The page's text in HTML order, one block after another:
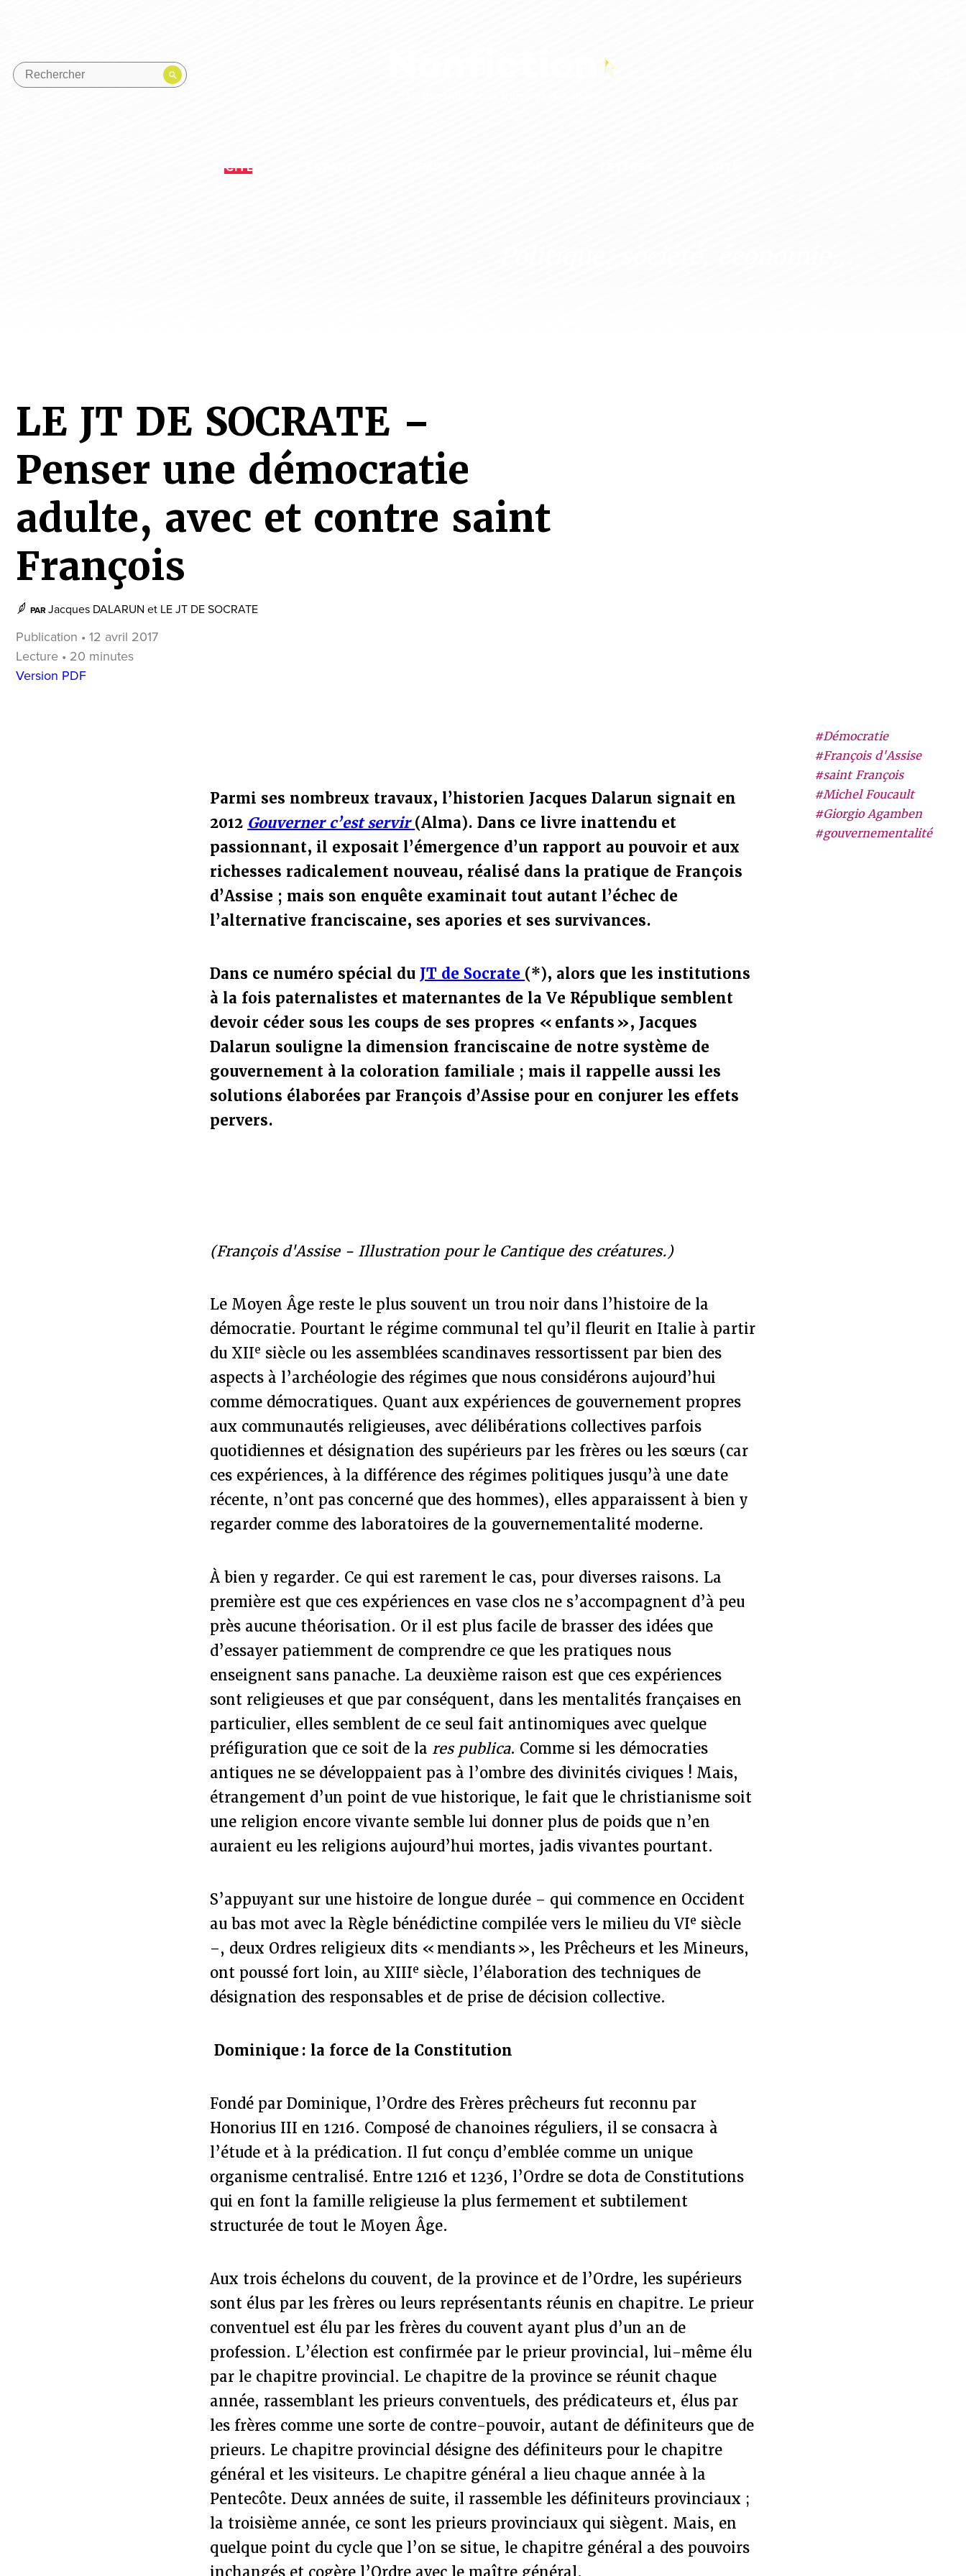
CITÉ
LE JT DE SOCRATE –
Penser une démocratie
adulte, avec et contre saint
François
PAR Jacques DALARUN et LE JT DE SOCRATE
Publication • 12 avril 2017
Lecture • 20 minutes
Version PDF
#Démocratie
#François d'Assise
#saint François
#Michel Foucault
#Giorgio Agamben
#gouvernementalité
Parmi ses nombreux travaux, l’historien Jacques Dalarun signait en
2012 Gouverner c’est servir (Alma). Dans ce livre inattendu et
passionnant, il exposait l’émergence d’un rapport au pouvoir et aux
richesses radicalement nouveau, réalisé dans la pratique de François
d’Assise ; mais son enquête examinait tout autant l’échec de
l’alternative franciscaine, ses apories et ses survivances.
Dans ce numéro spécial du JT de Socrate (*), alors que les institutions
à la fois paternalistes et maternantes de la Ve République semblent
devoir céder sous les coups de ses propres « enfants », Jacques
Dalarun souligne la dimension franciscaine de notre système de
gouvernement à la coloration familiale ; mais il rappelle aussi les
solutions élaborées par François d’Assise pour en conjurer les effets
pervers.
(François d'Assise - Illustration pour le Cantique des créatures.)
Le Moyen Âge reste le plus souvent un trou noir dans l’histoire de la
démocratie. Pourtant le régime communal tel qu’il fleurit en Italie à partir
du XIIe siècle ou les assemblées scandinaves ressortissent par bien des
aspects à l’archéologie des régimes que nous considérons aujourd’hui
comme démocratiques. Quant aux expériences de gouvernement propres
aux communautés religieuses, avec délibérations collectives parfois
quotidiennes et désignation des supérieurs par les frères ou les sœurs (car
ces expériences, à la différence des régimes politiques jusqu’à une date
récente, n’ont pas concerné que des hommes), elles apparaissent à bien y
regarder comme des laboratoires de la gouvernementalité moderne.
À bien y regarder. Ce qui est rarement le cas, pour diverses raisons. La
première est que ces expériences en vase clos ne s’accompagnent d’à peu
près aucune théorisation. Or il est plus facile de brasser des idées que
d’essayer patiemment de comprendre ce que les pratiques nous
enseignent sans panache. La deuxième raison est que ces expériences
sont religieuses et que par conséquent, dans les mentalités françaises en
particulier, elles semblent de ce seul fait antinomiques avec quelque
préfiguration que ce soit de la res publica. Comme si les démocraties
antiques ne se développaient pas à l’ombre des divinités civiques ! Mais,
étrangement d’un point de vue historique, le fait que le christianisme soit
une religion encore vivante semble lui donner plus de poids que n’en
auraient eu les religions aujourd’hui mortes, jadis vivantes pourtant.
S’appuyant sur une histoire de longue durée – qui commence en Occident
au bas mot avec la Règle bénédictine compilée vers le milieu du VIe siècle
–, deux Ordres religieux dits « mendiants », les Prêcheurs et les Mineurs,
ont poussé fort loin, au XIIIe siècle, l’élaboration des techniques de
désignation des responsables et de prise de décision collective.
Dominique : la force de la Constitution
Fondé par Dominique, l’Ordre des Frères prêcheurs fut reconnu par
Honorius III en 1216. Composé de chanoines réguliers, il se consacra à
l’étude et à la prédication. Il fut conçu d’emblée comme un unique
organisme centralisé. Entre 1216 et 1236, l’Ordre se dota de Constitutions
qui en font la famille religieuse la plus fermement et subtilement
structurée de tout le Moyen Âge.
Aux trois échelons du couvent, de la province et de l’Ordre, les supérieurs
sont élus par les frères ou leurs représentants réunis en chapitre. Le prieur
conventuel est élu par les frères du couvent ayant plus d’un an de
profession. L’élection est confirmée par le prieur provincial, lui-même élu
par le chapitre provincial. Le chapitre de la province se réunit chaque
année, rassemblant les prieurs conventuels, des prédicateurs et, élus par
les frères comme une sorte de contre-pouvoir, autant de définiteurs que de
prieurs. Le chapitre provincial désigne des définiteurs pour le chapitre
général et les visiteurs. Le chapitre général a lieu chaque année à la
Pentecôte. Deux années de suite, il rassemble les définiteurs provinciaux ;
la troisième année, ce sont les prieurs provinciaux qui siègent. Mais, en
quelque point du cycle que l’on se situe, le chapitre général a des pouvoirs